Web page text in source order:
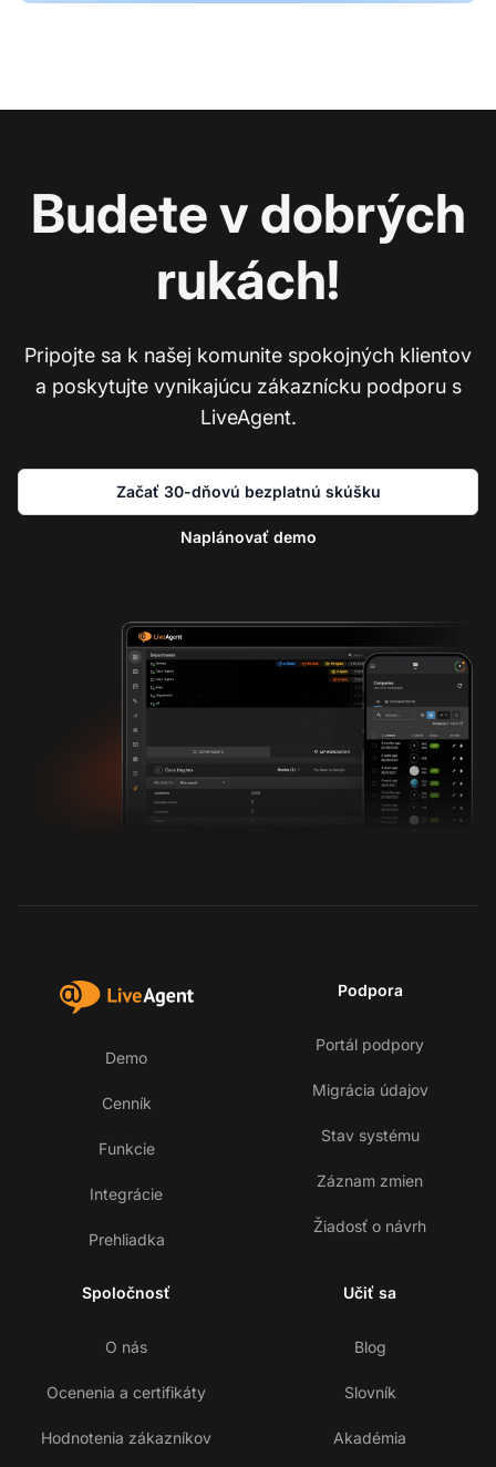
Budete v dobrých
rukách!
Pripojte sa k našej komunite spokojných klientov
a poskytujte vynikajúcu zákaznícku podporu s
LiveAgent.
Začať 30-dňovú bezplatnú skúšku
Naplánovať demo
Demo
Cenník
Funkcie
Integrácie
Prehliadka
Podpora
Portál podpory
Migrácia údajov
Stav systému
Záznam zmien
Žiadosť o návrh
Spoločnosť
O nás
Ocenenia a certifikáty
Hodnotenia zákazníkov
Učiť sa
Blog
Slovník
Akadémia